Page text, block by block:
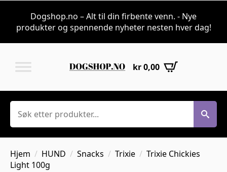
Dogshop.no – Alt til din firbente venn. - Nye
produkter og spennende nyheter nesten hver dag!
kr0,00
Søk
Hjem HUND Snacks Trixie
Trixie Chickies
Light 100g